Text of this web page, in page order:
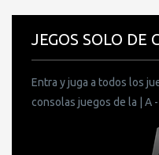
JEGOS SOLO DE
Entra y juga a todos los
consolas juegos de la | A